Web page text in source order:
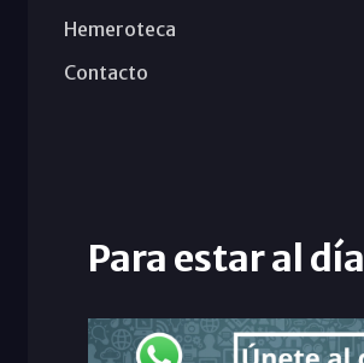
Hemeroteca
Contacto
Para estar al día